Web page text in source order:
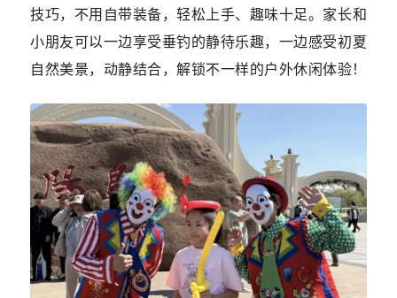
技巧，不用自带装备，轻松上手、趣味十足。家长和
小朋友可以一边享受垂钓的静待乐趣，一边感受初夏
自然美景，动静结合，解锁不一样的户外休闲体验！